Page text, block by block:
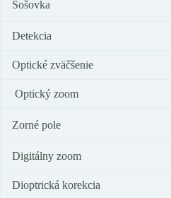
Šošovka
Detekcia
Optické zväčšenie
Optický zoom
Zorné pole
Digitálny zoom
Dioptrická korekcia